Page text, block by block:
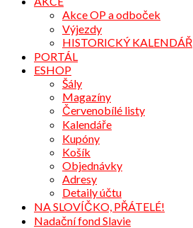
Akce OP a odboček
Výjezdy
HISTORICKÝ KALENDÁŘ
PORTÁL
ESHOP
Šály
Magazíny
Červenobílé listy
Kalendáře
Kupóny
Košík
Objednávky
Adresy
Detaily účtu
NA SLOVÍČKO, PŘÁTELÉ!
Nadační fond Slavie